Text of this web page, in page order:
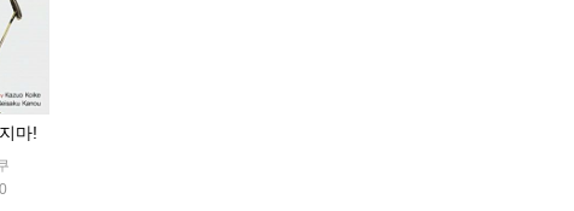
마!
0